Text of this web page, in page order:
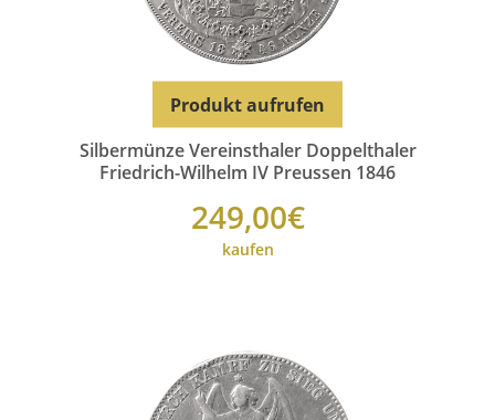
Silbermünze Vereinsthaler Doppelthaler
Friedrich-Wilhelm IV Preussen 1846
249,00€
kaufen
Produkt aufrufen